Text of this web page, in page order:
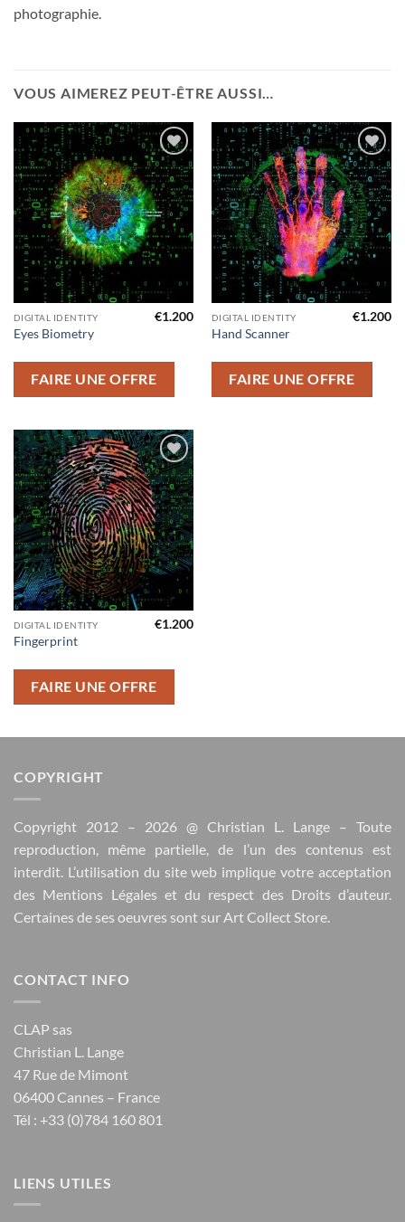
photographie.
VOUS AIMEREZ PEUT-ÊTRE AUSSI…
Ajouter
à la liste
d’envies
DIGITAL IDENTITY
Eyes Biometry
€1.200
FAIRE UNE OFFRE
Ajouter
à la liste
d’envies
DIGITAL IDENTITY
Hand Scanner
€1.200
FAIRE UNE OFFRE
Ajouter
à la liste
d’envies
DIGITAL IDENTITY
Fingerprint
€1.200
FAIRE UNE OFFRE
COPYRIGHT
Copyright 2012 – 2026 @ Christian L. Lange – Toute
reproduction, même partielle, de l’un des contenus est
interdit. L’utilisation du site web implique votre acceptation
des Mentions Légales et du respect des Droits d’auteur.
Certaines de ses oeuvres sont sur Art Collect Store
CONTACT INFO
CLAP sas
Christian L. Lange
47 Rue de Mimont
06400 Cannes – France
Tél : +33 (0)784 160 801
LIENS UTILES